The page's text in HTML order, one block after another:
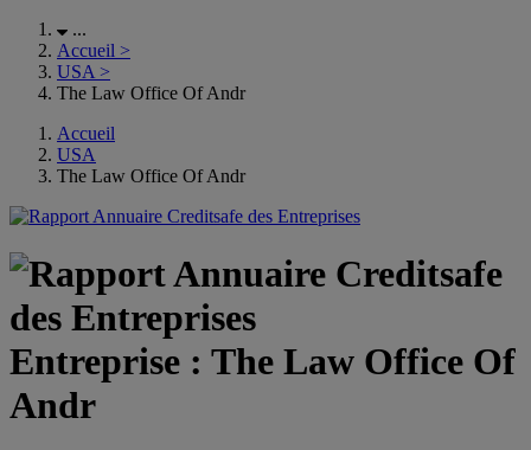
...
Accueil >
USA >
The Law Office Of Andr
Accueil
USA
The Law Office Of Andr
Entreprise : The Law Office Of
Andr